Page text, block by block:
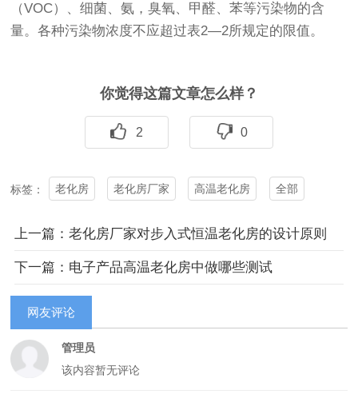
（VOC）、细菌、氨，臭氧、甲醛、苯等污染物的含
量。各种污染物浓度不应超过表2—2所规定的限值。
你觉得这篇文章怎么样？
2 0
标签： 老化房 老化房厂家 高温老化房 全部
上一篇：老化房厂家对步入式恒温老化房的设计原则
下一篇：电子产品高温老化房中做哪些测试
网友评论
管理员
该内容暂无评论